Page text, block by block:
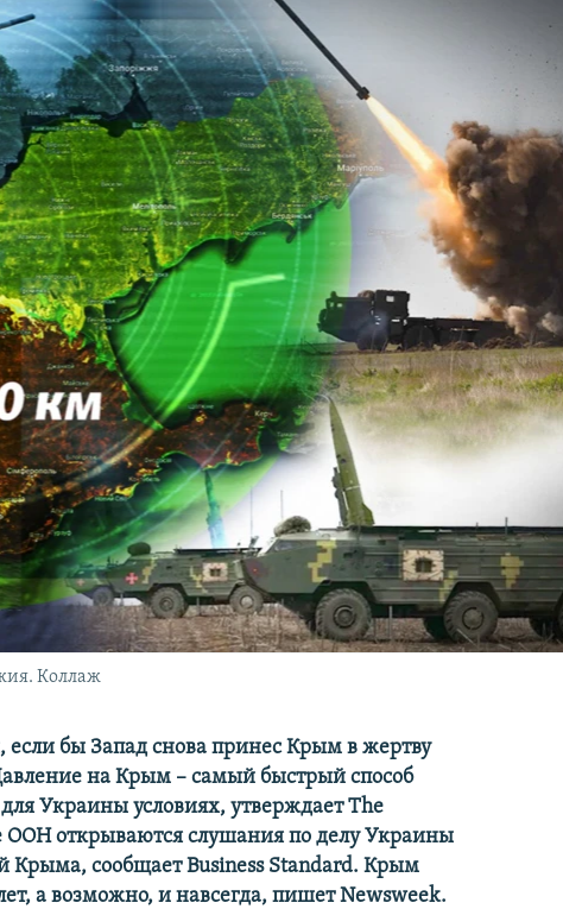
Коллаж
бы Запад снова принес Крым в жертву
на Крым – самый быстрый способ
Украины условиях, утверждает Тhe
ООН открываются слушания по делу Украины
Крыма, сообщает Вusiness Standard. Крым
а возможно, и навсегда, пишет Newsweek.